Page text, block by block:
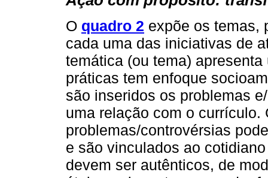
O quadro 2 expõe os temas,
cada uma das iniciativas de
temática (ou tema)
práticas tem enfoque
são inseridos os problemas
uma relação com o currículo.
problemas/controvérsias
e são vinculados ao
devem ser autênticos, de